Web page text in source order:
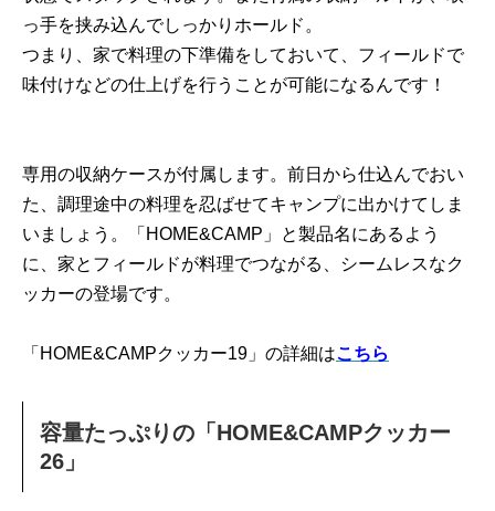
っ手を挟み込んでしっかりホールド。
つまり、家で料理の下準備をしておいて、フィールドで
味付けなどの仕上げを行うことが可能になるんです！
専用の収納ケースが付属します。前日から仕込んでおい
た、調理途中の料理を忍ばせてキャンプに出かけてしま
いましょう。「HOME&CAMP」と製品名にあるよう
に、家とフィールドが料理でつながる、シームレスなク
ッカーの登場です。
「HOME&CAMPクッカー19」の詳細はこちら
容量たっぷりの「HOME&CAMPクッカー
26」